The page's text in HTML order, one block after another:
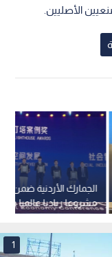
الأصليين.
مشروعا رياديا عالميا في
العالمية للاقتصاد الرقمي 2026
1